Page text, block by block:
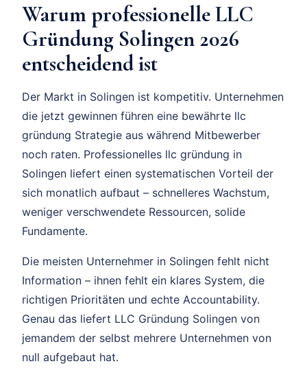
Warum professionelle LLC
Gründung Solingen 2026
entscheidend ist
Der Markt in Solingen ist kompetitiv. Unternehmen
die jetzt gewinnen führen eine bewährte llc
gründung Strategie aus während Mitbewerber
noch raten. Professionelles llc gründung in
Solingen liefert einen systematischen Vorteil der
sich monatlich aufbaut – schnelleres Wachstum,
weniger verschwendete Ressourcen, solide
Fundamente.
Die meisten Unternehmer in Solingen fehlt nicht
Information – ihnen fehlt ein klares System, die
richtigen Prioritäten und echte Accountability.
Genau das liefert LLC Gründung Solingen von
jemandem der selbst mehrere Unternehmen von
null aufgebaut hat.